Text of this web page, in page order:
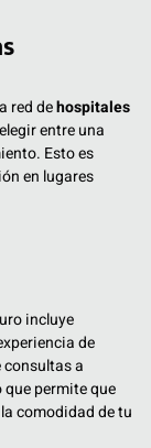
red dehospitales
entre una
Esto es
en lugares
incluye
de
a
permite que
comodidad de tu